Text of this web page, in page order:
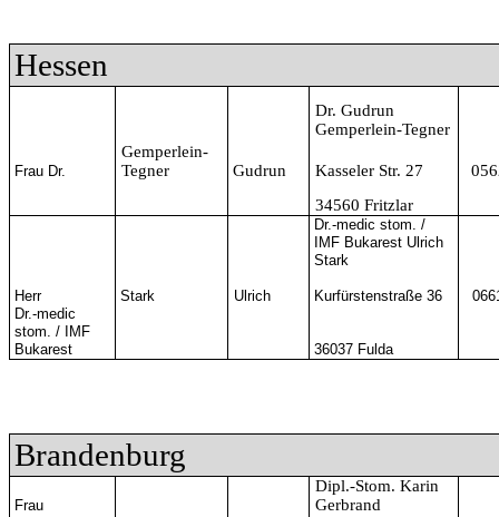
Hessen
Dr. Gudrun
Gemperlein-Tegner
Frau Dr.
Gemperlein-
Tegner
Gudrun Kasseler Str. 27
34560 Fritzlar
Dr.-medic stom. /
IMF Bukarest Ulrich
Stark
Herr Stark Ulrich Kurfürstenstraße 36
Dr.-medic
stom. / IMF
Bukarest
36037 Fulda
Brandenburg
Frau
Dipl.-Stom. Karin
Gerbrand